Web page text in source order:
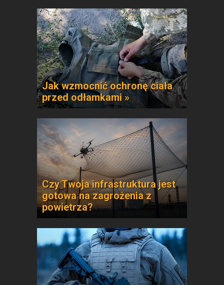
Jak wzmocnić ochronę ciała
przed odłamkami »
Czy Twoja infrastruktura jest
gotowa na zagrożenia z
powietrza?